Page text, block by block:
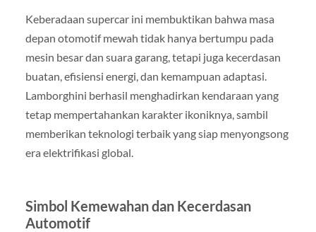
Keberadaan supercar ini membuktikan bahwa masa
depan otomotif mewah tidak hanya bertumpu pada
mesin besar dan suara garang, tetapi juga kecerdasan
buatan, efisiensi energi, dan kemampuan adaptasi.
Lamborghini berhasil menghadirkan kendaraan yang
tetap mempertahankan karakter ikoniknya, sambil
memberikan teknologi terbaik yang siap menyongsong
era elektrifikasi global.
Simbol Kemewahan dan Kecerdasan
Automotif